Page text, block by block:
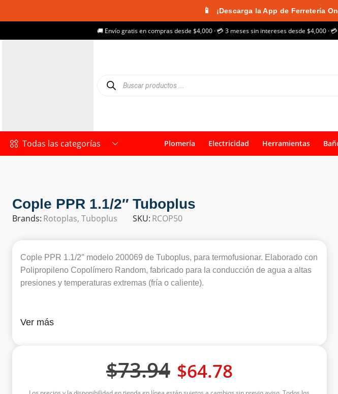
📱 ¡Descarga la App de Ferretería
🚚 Envío gratis en compras desde $4,000 · 💳 3 meses sin intereses desde $4,000 ·
Todas las categorías Plomería Electricidad Herramientas
Cople PPR 1.1/2″ Tuboplus
Brands: Rotoplas, Tuboplus SKU: RCOP50
Cople PPR 1.1/2″ modelo 200069 de Tuboplus, para termofusionar. Elaborado con
Polipropileno Copolímero Random, fabricado para la conducción de agua a altas
presiones y temperaturas extremas (fría o caliente).
Ver más
$73.94 $64.78